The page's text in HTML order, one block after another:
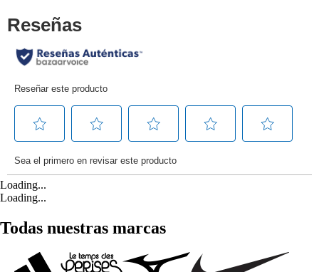
Loading...
Loading...
Todas nuestras marcas